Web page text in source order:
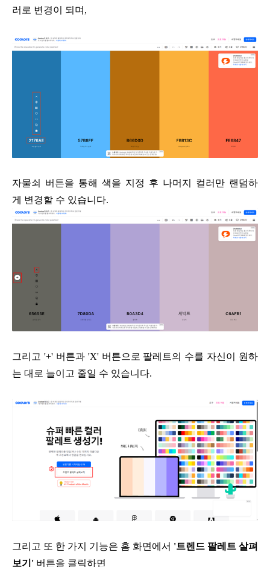
러로 변경이 되며,
자물쇠 버튼을 통해 색을 지정 후 나머지 컬러만 랜덤하
게 변경할 수 있습니다.
그리고 '+' 버튼과 'X' 버튼으로 팔레트의 수를 자신이 원하
는 대로 늘이고 줄일 수 있습니다.
그리고 또 한 가지 기능은 홈 화면에서 '트렌드 팔레트 살펴
보기' 버튼을 클릭하면